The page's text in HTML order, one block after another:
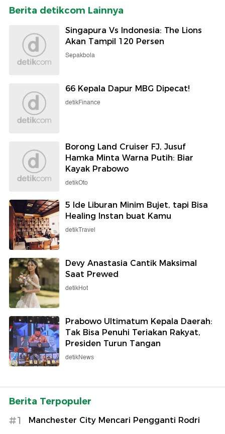
Berita detikcom Lainnya
Singapura Vs Indonesia: The Lions
Akan Tampil 120 Persen
Sepakbola
66 Kepala Dapur MBG Dipecat!
detikFinance
Borong Land Cruiser FJ, Jusuf
Hamka Minta Warna Putih: Biar
Kayak Prabowo
detikOto
5 Ide Liburan Minim Bujet, tapi Bisa
Healing Instan buat Kamu
detikTravel
Devy Anastasia Cantik Maksimal
Saat Prewed
detikHot
Prabowo Ultimatum Kepala Daerah:
Tak Bisa Penuhi Teriakan Rakyat,
Presiden Turun Tangan
detikNews
Berita Terpopuler
#1 Manchester City Mencari Pengganti Rodri